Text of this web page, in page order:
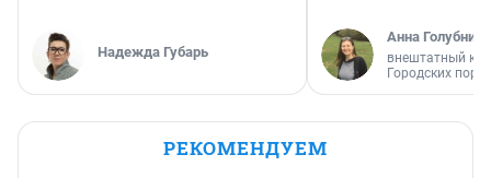
Надежда Губарь
Анна
внештатный
Городских
РЕКОМЕНДУЕМ